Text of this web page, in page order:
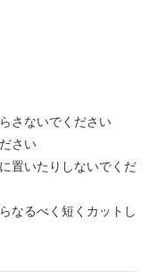
さないでください
さい
置いたりしないでくだ
なるべく短くカットし